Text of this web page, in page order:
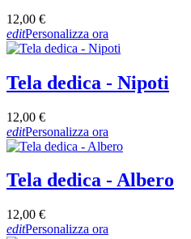
12,00 €
editPersonalizza ora
Tela dedica - Nipoti
12,00 €
editPersonalizza ora
Tela dedica - Albero
12,00 €
editPersonalizza ora